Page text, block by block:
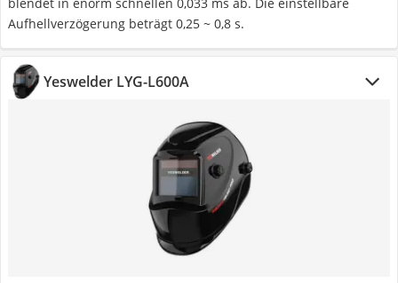
Aufhellverzögerung beträgt 0,25 ~ 0,8 s.
Yeswelder LYG-L600A